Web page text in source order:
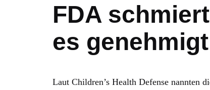
FDA
es
Laut Children’s Health Defense nannten